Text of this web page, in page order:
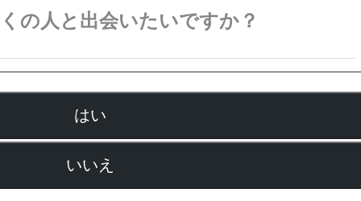
の人と出会いたいですか？
はい
いいえ